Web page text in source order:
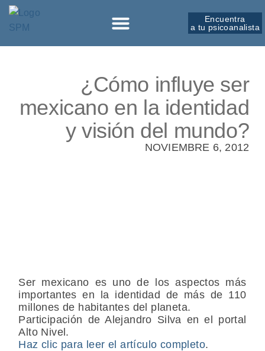
Encuentra
a tu psicoanalista
¿Cómo influye ser
mexicano en la identidad
y visión del mundo?
NOVIEMBRE 6, 2012
Ser mexicano es uno de los aspectos más
importantes en la identidad de más de 110
millones de habitantes del planeta.
Participación de Alejandro Silva en el portal
Alto Nivel.
Haz clic para leer el artículo completo.